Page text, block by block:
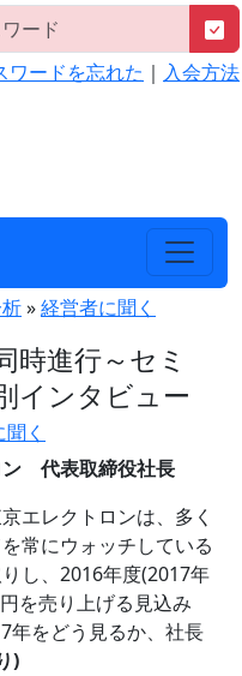
ワードを忘れた ｜ 入会方法
»経営者に聞く
時進行～セミ
インタビュー
く
代表取締役社長
エレクトロンは、多く
常にウォッチしている
し、2016年度(2017年
を売り上げる見込み
年をどう見るか、社長
)